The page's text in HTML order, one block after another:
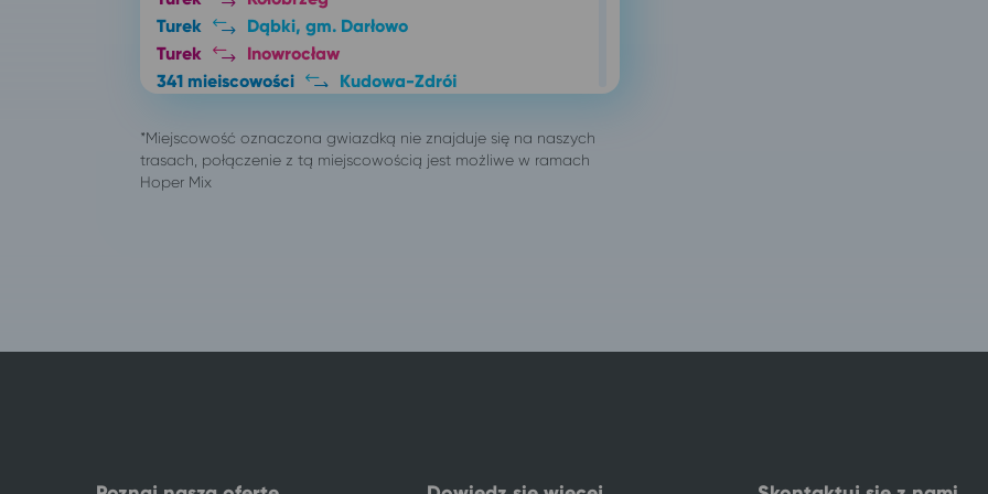
Turek
Dąbki, gm. Darłowo
Turek
Inowrocław
341 miejscowości
Kudowa-Zdrój
Busko-Zdrój
Kudowa-Zdrój
Bydgoszcz
Kudowa-Zdrój
Bytom
Gniezno
Kudowa-Zdrój